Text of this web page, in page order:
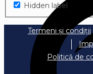
Hidden label
Termeni și condiții
Politică de